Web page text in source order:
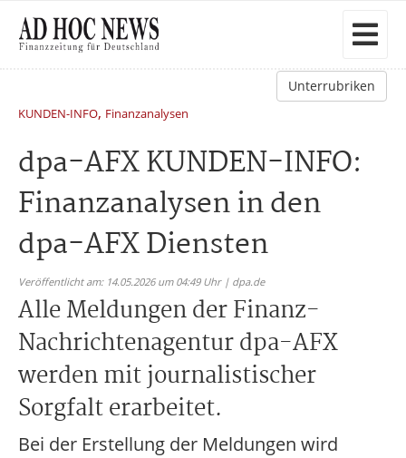
Unterrubriken
KUNDEN-INFO, Finanzanalysen
dpa-AFX KUNDEN-INFO:
Finanzanalysen in den
dpa-AFX Diensten
Veröffentlicht am: 14.05.2026 um 04:49 Uhr | dpa.de
Alle Meldungen der Finanz-
Nachrichtenagentur dpa-AFX
werden mit journalistischer
Sorgfalt erarbeitet.
Bei der Erstellung der Meldungen wird